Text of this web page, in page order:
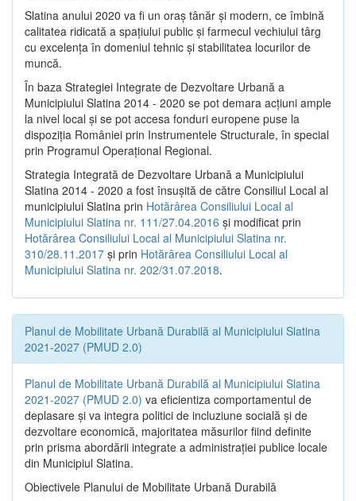
Slatina anului 2020 va fi un oraş tânăr şi modern, ce îmbină
calitatea ridicată a spaţiului public şi farmecul vechiului târg
cu excelenţa în domeniul tehnic şi stabilitatea locurilor de
muncă.
În baza Strategiei Integrate de Dezvoltare Urbană a
Municipiului Slatina 2014 - 2020 se pot demara acţiuni ample
la nivel local şi se pot accesa fonduri europene puse la
dispoziţia României prin Instrumentele Structurale, în special
prin Programul Operațional Regional.
Strategia Integrată de Dezvoltare Urbană a Municipiului
Slatina 2014 - 2020 a fost însuşită de către Consiliul Local al
municipiului Slatina prin Hotărârea Consiliului Local al
Municipiului Slatina nr. 111/27.04.2016 și modificat prin
Hotărârea Consiliului Local al Municipiului Slatina nr.
310/28.11.2017 și prin Hotărârea Consiliului Local al
Municipiului Slatina nr. 202/31.07.2018.
Planul de Mobilitate Urbană Durabilă al Municipiului Slatina
2021-2027 (PMUD 2.0)
Planul de Mobilitate Urbană Durabilă al Municipiului Slatina
2021-2027 (PMUD 2.0) va eficientiza comportamentul de
deplasare și va integra politici de incluziune socială și de
dezvoltare economică, majoritatea măsurilor fiind definite
prin prisma abordării integrate a administrației publice locale
din Municipiul Slatina.
Obiectivele Planului de Mobilitate Urbană Durabilă